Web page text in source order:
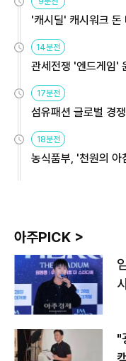
'캐시딜' 캐시워크 돈
14분전
관세전쟁 '엔드게임'
용해야
17분전
섬유패션 글로벌 경
원
18분전
농식품부, '천원의
아주PICK >
"